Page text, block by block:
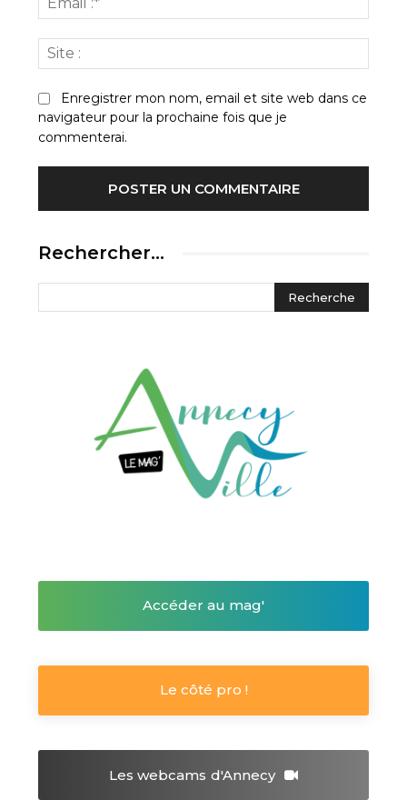
:*
:
Enregistrer mon nom, email et site web dans ce
navigateur pour la prochaine fois que je
commenterai.
Rechercher…
Accéder au mag'
Le côté pro !
Les webcams d'Annecy